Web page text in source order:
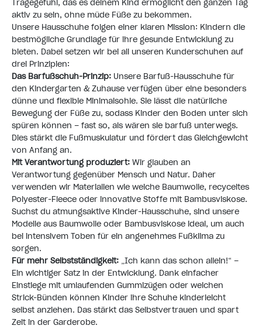
Tragegefühl, das es deinem Kind ermöglicht den ganzen Tag
aktiv zu sein, ohne müde Füße zu bekommen.
Unsere Hausschuhe folgen einer klaren Mission: Kindern die
bestmögliche Grundlage für ihre gesunde Entwicklung zu
bieten. Dabei setzen wir bei all unseren Kunderschuhen auf
drei Prinzipien:
Das Barfußschuh-Prinzip: Unsere Barfuß-Hausschuhe für
den Kindergarten & Zuhause verfügen über eine besonders
dünne und flexible Minimalsohle. Sie lässt die natürliche
Bewegung der Füße zu, sodass Kinder den Boden unter sich
spüren können – fast so, als wären sie barfuß unterwegs.
Dies stärkt die Fußmuskulatur und fördert das Gleichgewicht
von Anfang an.
Mit Verantwortung produziert: Wir glauben an
Verantwortung gegenüber Mensch und Natur. Daher
verwenden wir Materialien wie weiche Baumwolle, recyceltes
Polyester-Fleece oder innovative Stoffe mit Bambusviskose.
Suchst du atmungsaktive Kinder-Hausschuhe, sind unsere
Modelle aus Baumwolle oder Bambusviskose ideal, um auch
bei intensivem Toben für ein angenehmes Fußklima zu
sorgen.
Für mehr Selbstständigkeit: „Ich kann das schon allein!“ –
Ein wichtiger Satz in der Entwicklung. Dank einfacher
Einstiege mit umlaufenden Gummizügen oder weichen
Strick-Bünden können Kinder ihre Schuhe kinderleicht
selbst anziehen. Das stärkt das Selbstvertrauen und spart
Zeit in der Garderobe.